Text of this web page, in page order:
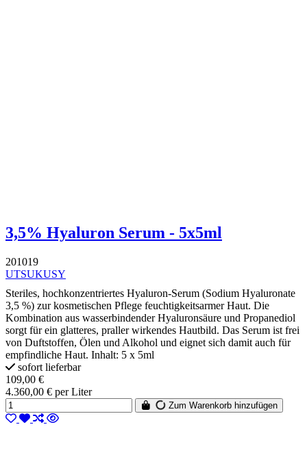
3,5% Hyaluron Serum - 5x5ml
201019
UTSUKUSY
Steriles, hochkonzentriertes Hyaluron-Serum (Sodium Hyaluronate
3,5 %) zur kosmetischen Pflege feuchtigkeitsarmer Haut. Die
Kombination aus wasserbindender Hyaluronsäure und Propanediol
sorgt für ein glatteres, praller wirkendes Hautbild. Das Serum ist frei
von Duftstoffen, Ölen und Alkohol und eignet sich damit auch für
empfindliche Haut. Inhalt: 5 x 5ml
sofort lieferbar
109,00 €
4.360,00 € per Liter
Zum Warenkorb hinzufügen